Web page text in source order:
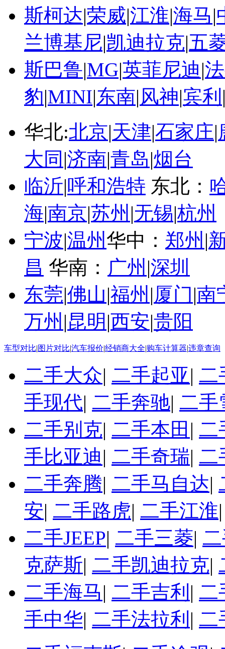
斯柯达|荣威|江淮|海马|
兰博基尼|凯迪拉克|五
斯巴鲁|MG|英菲尼迪|
豹|MINI|东南|风神|宾利
华北:北京|天津|石家庄|
大同 |济南|青岛|烟台
临沂|呼和浩特 东北：
海|南京|苏州 |无锡|杭州
宁波|温州华中： 郑州 |
昌 华南： 广州 |深圳
东莞|佛山|福州 |厦门|南
万州 |昆明 |西安|贵阳
车型对比|图片对比|汽车报价|经销商大全|购车计算器|违章查询
二手大众| 二手起亚| 二
手现代| 二手奔驰| 二手
二手别克| 二手本田 | 二
手比亚迪| 二手奇瑞| 二
二手奔腾| 二手马自达|
安| 二手路虎| 二手江淮
二手JEEP| 二手三菱|
克萨斯| 二手凯迪拉克|
二手海马| 二手吉利 | 二
手中华| 二手法拉利 | 二